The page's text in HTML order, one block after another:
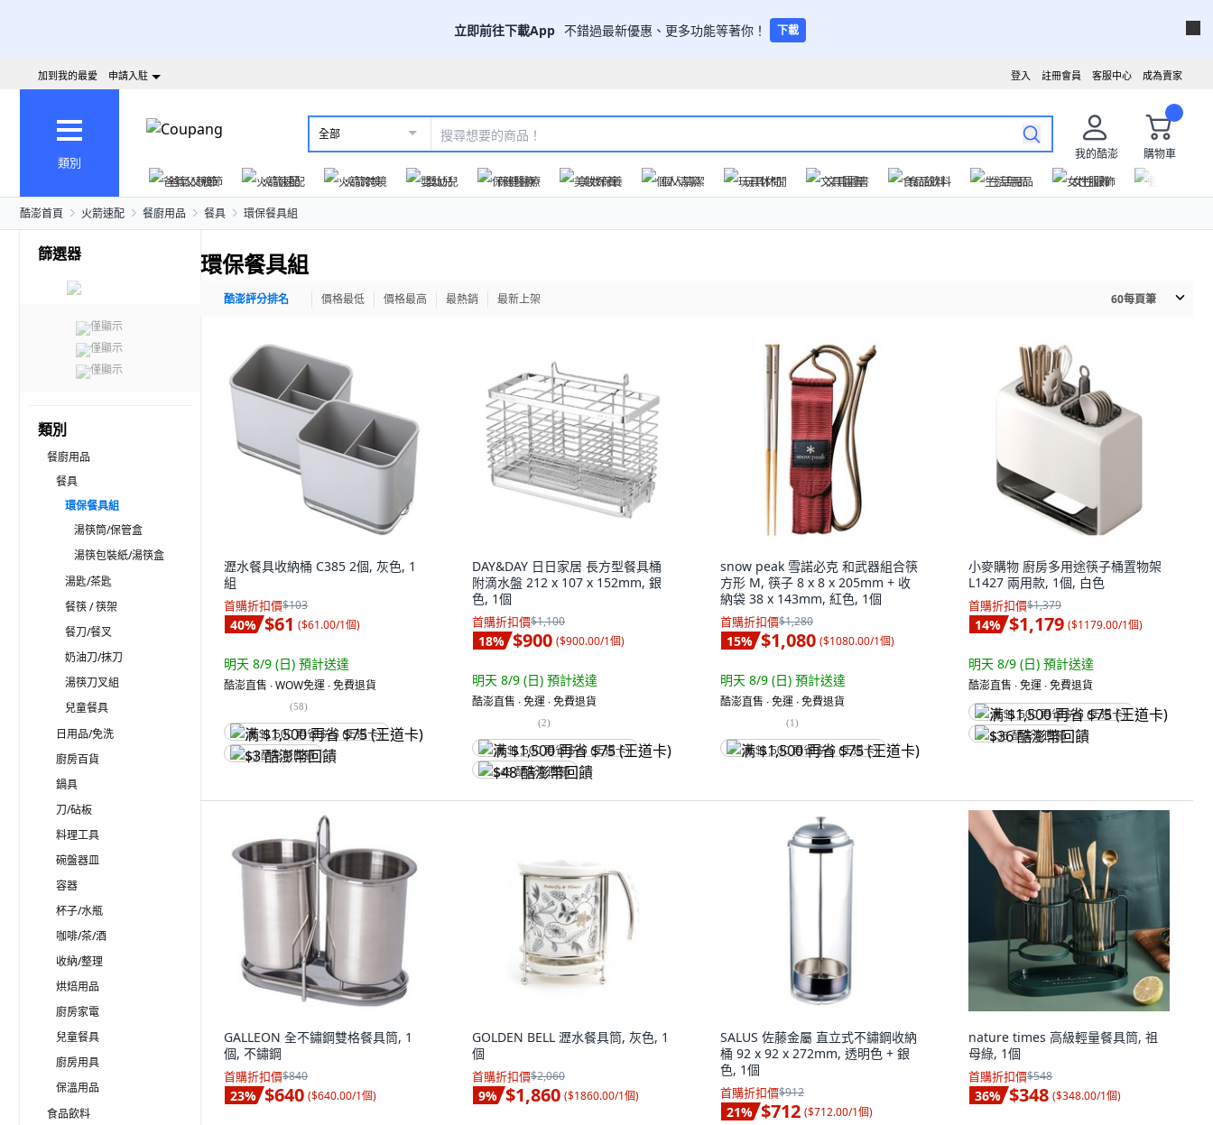
立即前往下載App 不錯過最新優惠、更多功能等著你！ 下載
成為賣家
客服中心
註冊會員
登入
加到我的最愛 申請入駐
類別
全部
我的酷澎
購物車
爸氣父親節
火箭速配 火箭跨境 嬰幼兒 保健醫療 美妝保養 個人清潔 玩具休閒 文具圖書 食品飲料 生活用品 女性服飾
酷澎首頁 火箭速配 餐廚用品 餐具 環保餐具組
篩選器
僅顯示
僅顯示
僅顯示
類別
餐廚用品
餐具
環保餐具組
湯筷筒/保管盒
湯筷包裝紙/湯筷盒
湯匙/茶匙
餐筷 / 筷架
餐刀/餐叉
奶油刀/抹刀
湯筷刀叉組
兒童餐具
日用品/免洗
廚房百貨
鍋具
刀/砧板
料理工具
碗盤器皿
容器
杯子/水瓶
咖啡/茶/酒
收納/整理
烘焙用品
廚房家電
兒童餐具
廚房用具
保溫用品
食品飲料
環保餐具組
酷澎評分排名 價格最低 價格最高 最熱銷 最新上架 60每頁筆
瀝水餐具收納桶 C385 2個, 灰色, 1
組
首購折扣價$103
40% $61 ($61.00/1個)
明天 8/9 (日) 預計送達
酷澎直售 ∙ WOW免運 ∙ 免費退貨
(58)
满 $1,500 再省 $75 (王道卡)
$3 酷澎幣回饋
DAY&DAY 日日家居 長方型餐具桶
附滴水盤 212 x 107 x 152mm, 銀
色, 1個
首購折扣價$1,100
18% $900 ($900.00/1個)
明天 8/9 (日) 預計送達
酷澎直售 ∙ 免運 ∙ 免費退貨
(2)
满 $1,500 再省 $75 (王道卡)
$48 酷澎幣回饋
snow peak 雪諾必克 和武器組合筷
方形 M, 筷子 8 x 8 x 205mm + 收
納袋 38 x 143mm, 紅色, 1個
首購折扣價$1,280
15% $1,080 ($1080.00/1個)
明天 8/9 (日) 預計送達
酷澎直售 ∙ 免運 ∙ 免費退貨
(1)
满 $1,500 再省 $75 (王道卡)
小麥購物 廚房多用途筷子桶置物架
L1427 兩用款, 1個, 白色
首購折扣價$1,379
14% $1,179 ($1179.00/1個)
明天 8/9 (日) 預計送達
酷澎直售 ∙ 免運 ∙ 免費退貨
满 $1,500 再省 $75 (王道卡)
$36 酷澎幣回饋
GALLEON 全不鏽鋼雙格餐具筒, 1
個, 不鏽鋼
首購折扣價$840
23% $640 ($640.00/1個)
GOLDEN BELL 瀝水餐具筒, 灰色, 1
個
首購折扣價$2,060
9% $1,860 ($1860.00/1個)
SALUS 佐藤金屬 直立式不鏽鋼收納
桶 92 x 92 x 272mm, 透明色 + 銀
色, 1個
首購折扣價$912
21% $712 ($712.00/1個)
nature times 高級輕量餐具筒, 祖
母綠, 1個
首購折扣價$548
36% $348 ($348.00/1個)